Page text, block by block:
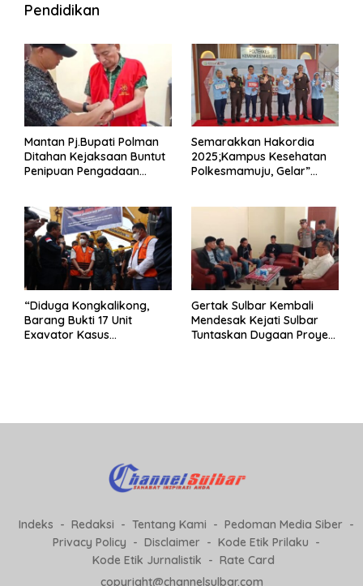
Pendidikan
Mantan Pj.Bupati Polman
Ditahan Kejaksaan Buntut
Penipuan Pengadaan
Semarakkan Hakordia
2025;Kampus Kesehatan
Polkesmamuju, Gelar”
“Diduga Kongkalikong,
Barang Bukti 17 Unit
Exavator Kasus
Gertak Sulbar Kembali
Mendesak Kejati Sulbar
Tuntaskan Dugaan Proyek
Indeks Redaksi Tentang Kami
Pedoman Media Siber
Privacy Policy
Disclaimer
Kode Etik Prilaku
Kode Etik Jurnalistik
Rate Card
copyright@channelsulbar.com